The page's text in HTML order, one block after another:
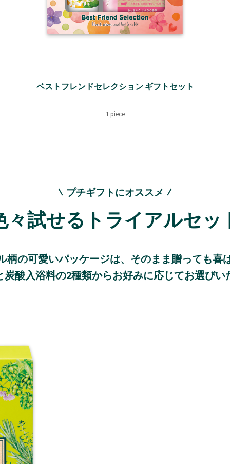
ベストフレンドセレクション ギフトセット
1 piece
プチギフトにオススメ
々試せるトライアルセッ
柄の可愛いパッケージは、そのまま贈っても喜
炭酸入浴料の2種類からお好みに応じてお選びい